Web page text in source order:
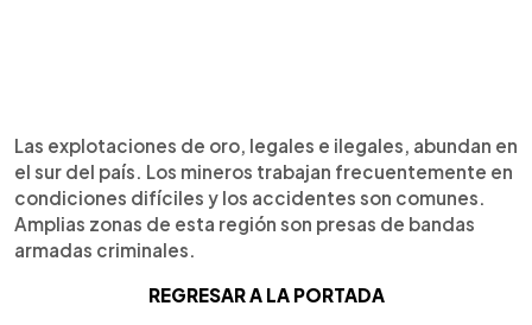
Las explotaciones de oro, legales e ilegales, abundan en
el sur del país. Los mineros trabajan frecuentemente en
condiciones difíciles y los accidentes son comunes.
Amplias zonas de esta región son presas de bandas
armadas criminales.
REGRESAR A LA PORTADA